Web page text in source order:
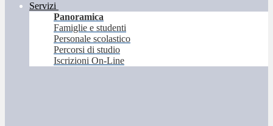
Servizi
Panoramica
Famiglie e studenti
Personale scolastico
Percorsi di studio
Iscrizioni On-Line